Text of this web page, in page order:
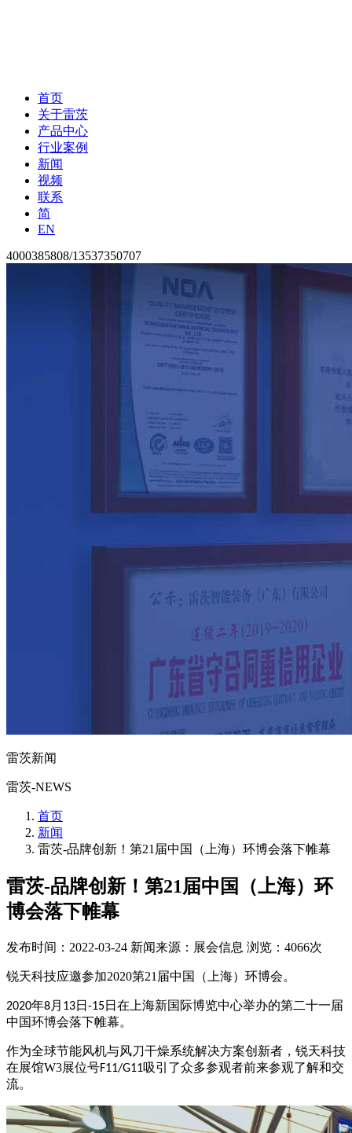
首页
关于雷茨
产品中心
行业案例
新闻
视频
联系
简
EN
4000385808/13537350707
雷茨新闻
雷茨-NEWS
首页
新闻
雷茨-品牌创新！第21届中国（上海）环博会落下帷幕
雷茨-品牌创新！第21届中国（上海）环
博会落下帷幕
发布时间：2022-03-24 新闻来源：展会信息 浏览：4066次
锐天科技应邀参加2020第21届中国（上海）环博会。
2020年8月 13日 -15日 在上海新国际博览中心举办的第二十一届
中国环博会落下帷幕。
作为全球节能风机与风刀干燥系统解决方案创新者， 锐天科技
在展馆W3展位号F11/G11吸引了众多参观者前来参观了解和交
流。